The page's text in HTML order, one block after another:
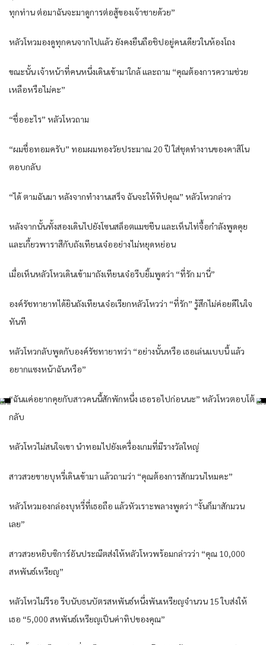
ทุกท่าน ต่อมาฉันจะมาดูการต่อสู้ของเจ้าชายด้วย”
หลัวโหวมองดูทุกคนจากไปแล้ว ยังคงยืนถือชิปอยู่คนเดียวในห้องโถง
ขณะนั้น เจ้าหน้าที่คนหนึ่งเดินเข้ามาใกล้ และถาม “คุณต้องการความช่วย
เหลือหรือไม่คะ”
“ชื่ออะไร” หลัวโหวถาม
“ผมชื่อทอมครับ” ทอมผมทองวัยประมาณ 20 ปี ใส่ชุดทำงานของคาสิโน
ตอบกลับ
“ได้ ตามฉันมา หลังจากทำงานเสร็จ ฉันจะให้ทิปคุณ” หลัวโหวกล่าว
หลังจากนั้นทั้งสองเดินไปยังโซนสล็อตแมชชีน และเห็นไท่จื้อกำลังพูดคุย
และเกี้ยวพาราสีกับถังเทียนเจ๋ออย่างไม่หยุดหย่อน
เมื่อเห็นหลัวโหวเดินเข้ามาถังเทียนเจ๋อรีบยิ้มพูดว่า “ที่รัก มานี่”
องค์รัชทายาทได้ยินถังเทียนเจ๋อเรียกหลัวโหวว่า “ที่รัก” รู้สึกไม่ค่อยดีในใจ
ทันที
หลัวโหวกลับพูดกับองค์รัชทายาทว่า “อย่างนั้นหรือ เธอเล่นแบบนี้ แล้ว
อยากแซงหน้าฉันหรือ”
“ฉันแค่อยากคุยกับสาวคนนี้สักพักหนึ่ง เธอรอไปก่อนนะ” หลัวโหวตอบโต้
กลับ
หลัวโหวไม่สนใจเขา นำทอมไปยังเครื่องเกมที่มีรางวัลใหญ่
สาวสวยขายบุหรี่เดินเข้ามา แล้วถามว่า “คุณต้องการสักมวนไหมคะ”
หลัวโหวมองกล่องบุหรี่ที่เธอถือ แล้วหัวเราะพลางพูดว่า “งั้นก็มาสักมวน
เลย”
สาวสวยหยิบซิการ์อันประณีตส่งให้หลัวโหวพร้อมกล่าวว่า “คุณ 10,000
สหพันธ์เหรียญ”
หลัวโหวไม่รีรอ รีบนับธนบัตรสหพันธ์หนึ่งพันเหรียญจำนวน 15 ใบส่งให้
เธอ “5,000 สหพันธ์เหรียญเป็นค่าทิปของคุณ”